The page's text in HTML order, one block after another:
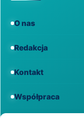
O nas
Redakcja
Kontakt
Współpraca